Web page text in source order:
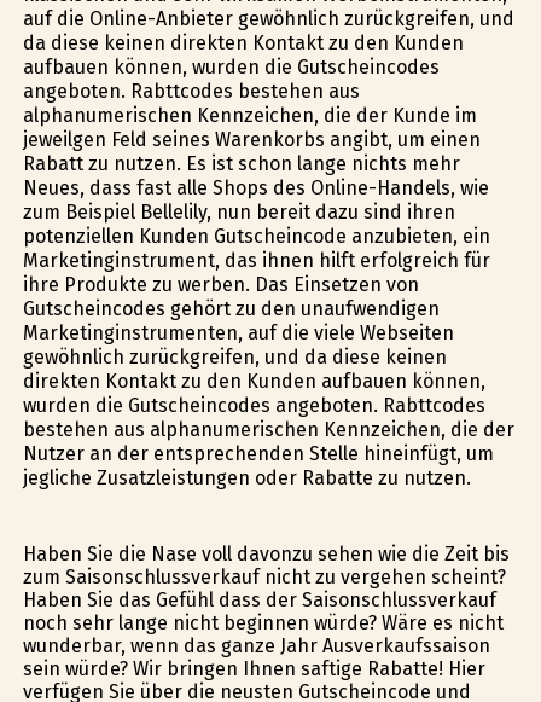
auf die Online-Anbieter gewöhnlich zurückgreifen, und
da diese keinen direkten Kontakt zu den Kunden
aufbauen können, wurden die Gutscheincodes
angeboten. Rabttcodes bestehen aus
alphanumerischen Kennzeichen, die der Kunde im
jeweilgen Feld seines Warenkorbs angibt, um einen
Rabatt zu nutzen. Es ist schon lange nichts mehr
Neues, dass fast alle Shops des Online-Handels, wie
zum Beispiel Bellelily, nun bereit dazu sind ihren
potenziellen Kunden Gutscheincode anzubieten, ein
Marketinginstrument, das ihnen hilft erfolgreich für
ihre Produkte zu werben. Das Einsetzen von
Gutscheincodes gehört zu den unaufwendigen
Marketinginstrumenten, auf die viele Webseiten
gewöhnlich zurückgreifen, und da diese keinen
direkten Kontakt zu den Kunden aufbauen können,
wurden die Gutscheincodes angeboten. Rabttcodes
bestehen aus alphanumerischen Kennzeichen, die der
Nutzer an der entsprechenden Stelle hineinfügt, um
jegliche Zusatzleistungen oder Rabatte zu nutzen.
Haben Sie die Nase voll davonzu sehen wie die Zeit bis
zum Saisonschlussverkauf nicht zu vergehen scheint?
Haben Sie das Gefühl dass der Saisonschlussverkauf
noch sehr lange nicht beginnen würde? Wäre es nicht
wunderbar, wenn das ganze Jahr Ausverkaufssaison
sein würde? Wir bringen Ihnen saftige Rabatte! Hier
verfügen Sie über die neusten Gutscheincode und